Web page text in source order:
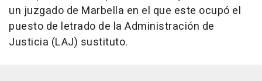
un juzgado de Marbella en el que este ocupó el
puesto de letrado de la Administración de
Justicia (LAJ) sustituto.